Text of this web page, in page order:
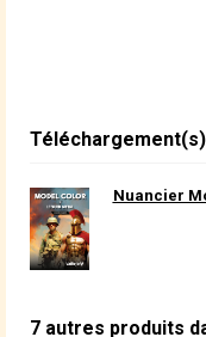
Téléchargement(s)
Nuancier
7 autres produits